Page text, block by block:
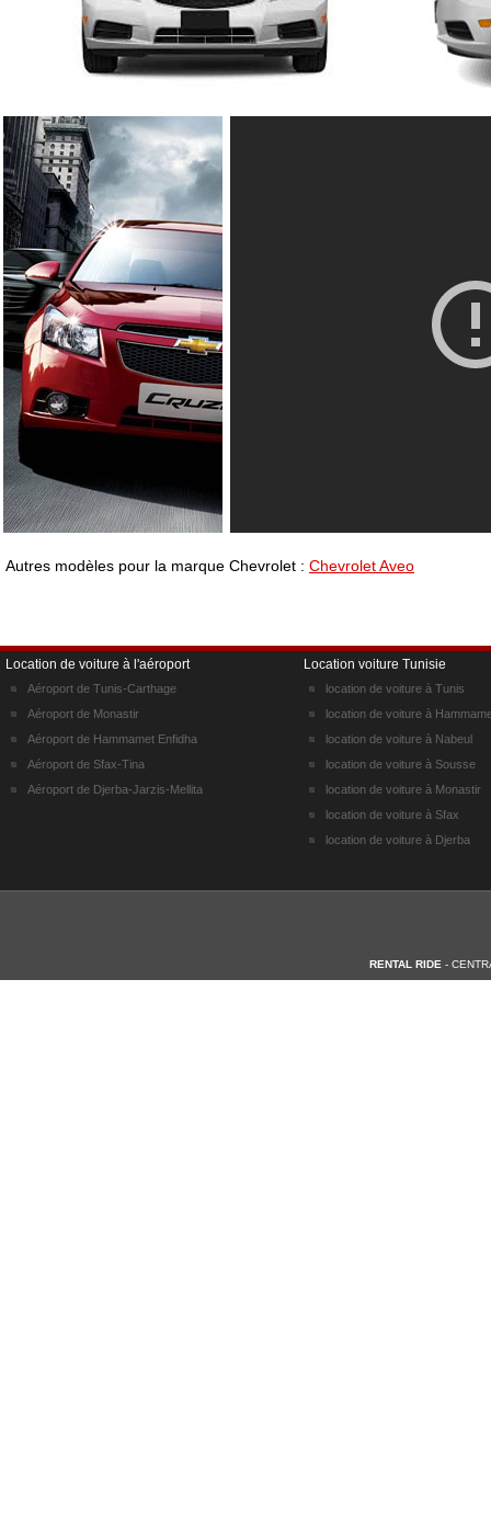
Autres modèles pour la marque Chevrolet : Chevrolet Aveo
Location de voiture à l'aéroport Location voiture Tunisie
Aéroport de Tunis-Carthage
Aéroport de Monastir
Aéroport de Hammamet Enfidha
Aéroport de Sfax-Tina
Aéroport de Djerba-Jarzis-Mellita
location de voiture à Tunis
location de voiture à
location de voiture à Nabeul
location de voiture à Sousse
location de voiture à Monastir
location de voiture à Sfax
location de voiture à Djerba
RENTAL RIDE -